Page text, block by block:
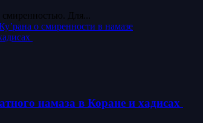
Для...
о смиренности в намазе
намаза в Коране и хадисах